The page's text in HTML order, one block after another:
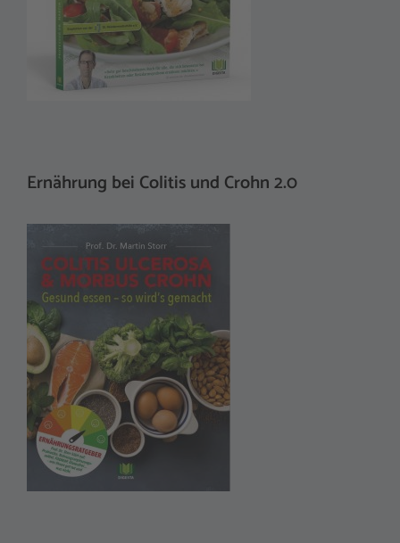
Ernährung bei Colitis und Crohn 2.0